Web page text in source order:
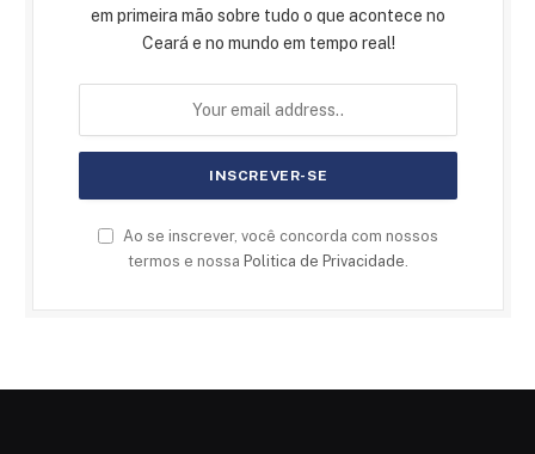
em primeira mão sobre tudo o que acontece no
Ceará e no mundo em tempo real!
Ao se inscrever, você concorda com nossos
termos e nossa Politica de Privacidade.